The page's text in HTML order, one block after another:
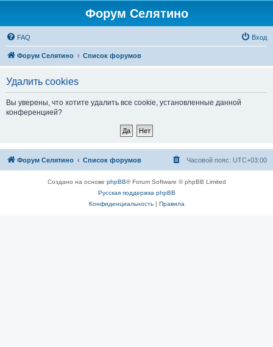
Форум Селятино
FAQ Вход
Форум Селятино Список форумов
Удалить cookies
Вы уверены, что хотите удалить все cookie, установленные данной
конференцией?
Форум Селятино Список форумов Часовой пояс: UTC+03:00
Создано на основе phpBB® Forum Software © phpBB Limited
Русская поддержка phpBB
Конфиденциальность| Правила